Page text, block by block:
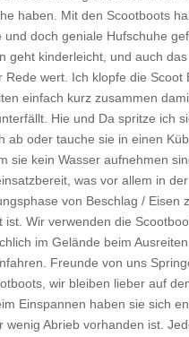
haben. Mit den Scootboots
und doch geniale Hufschuhe
geht kinderleicht, und auch
Rede wert. Ich klopfe die Scoot
einfach kurz zusammen
Hie und Da spritze ich
ab oder tauche sie in einen
sie kein Wasser aufnehmen
was vor allem in der
von Beschlag / Eisen
ist. Wir verwenden die
im Gelände beim
Freunde von uns
wir bleiben lieber auf
Einspannen haben sie sich
wenig Abrieb vorhanden ist.